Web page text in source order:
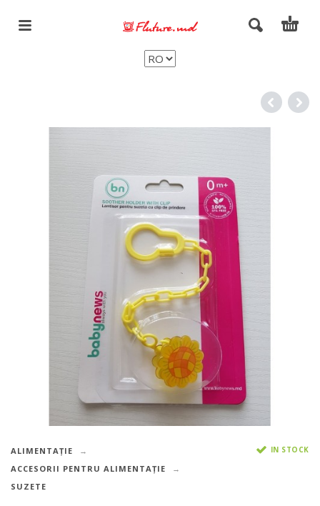
ALIMENTAȚIE
ACCESORII PENTRU ALIMENTAȚIE
SUZETE
IN STOCK